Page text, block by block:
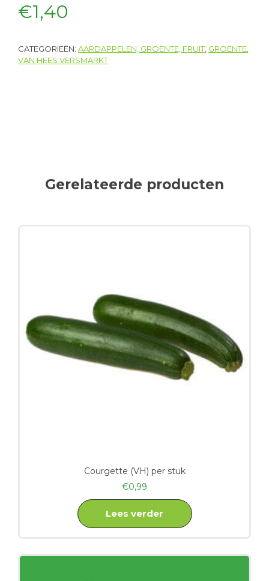
€1,40
CATEGORIEËN: AARDAPPELEN, GROENTE, FRUIT, GROENTE,
VAN HEES VERSMARKT
Gerelateerde producten
Courgette (VH) per stuk
€0,99
Lees verder